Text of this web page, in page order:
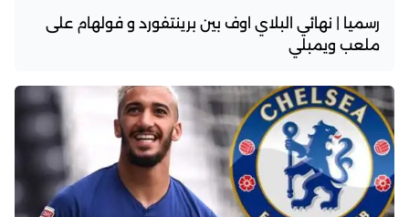
رسميا | نهائي البلاي اوف بين برينتفورد و فولهام على
ملعب ويمبلي